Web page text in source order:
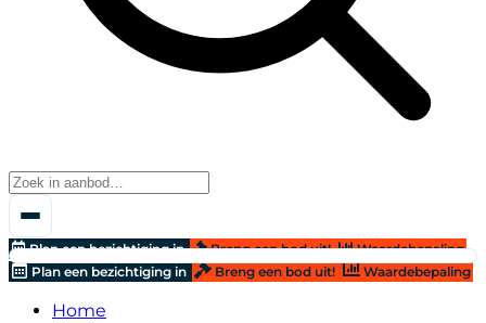
Plan een bezichtiging in Breng een bod uit!
Waardebepaling
Plan een bezichtiging in
Breng een bod uit! Waardebepaling
Home